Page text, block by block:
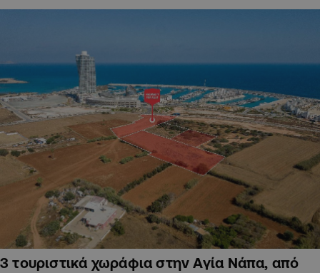
3 τουριστικά χωράφια στην Αγία Νάπα, από